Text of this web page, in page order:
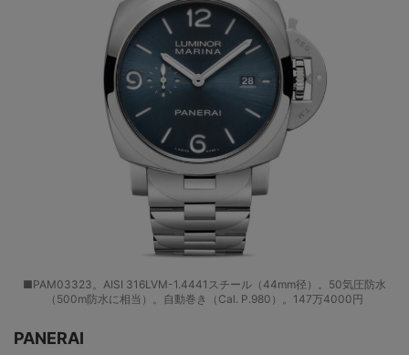
■PAM03323。AISI 316LVM-1.4441スチール（44mm径）。50気圧防水
（500m防水に相当）。自動巻き（Cal. P.980）。147万4000円
PANERAI